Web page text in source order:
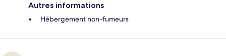
Autres informations
Hébergement non-fumeurs